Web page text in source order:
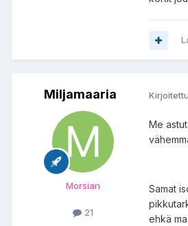
Miljamaaria
Morsian
21
Kirjoitettu
Me
Samat
ehkä